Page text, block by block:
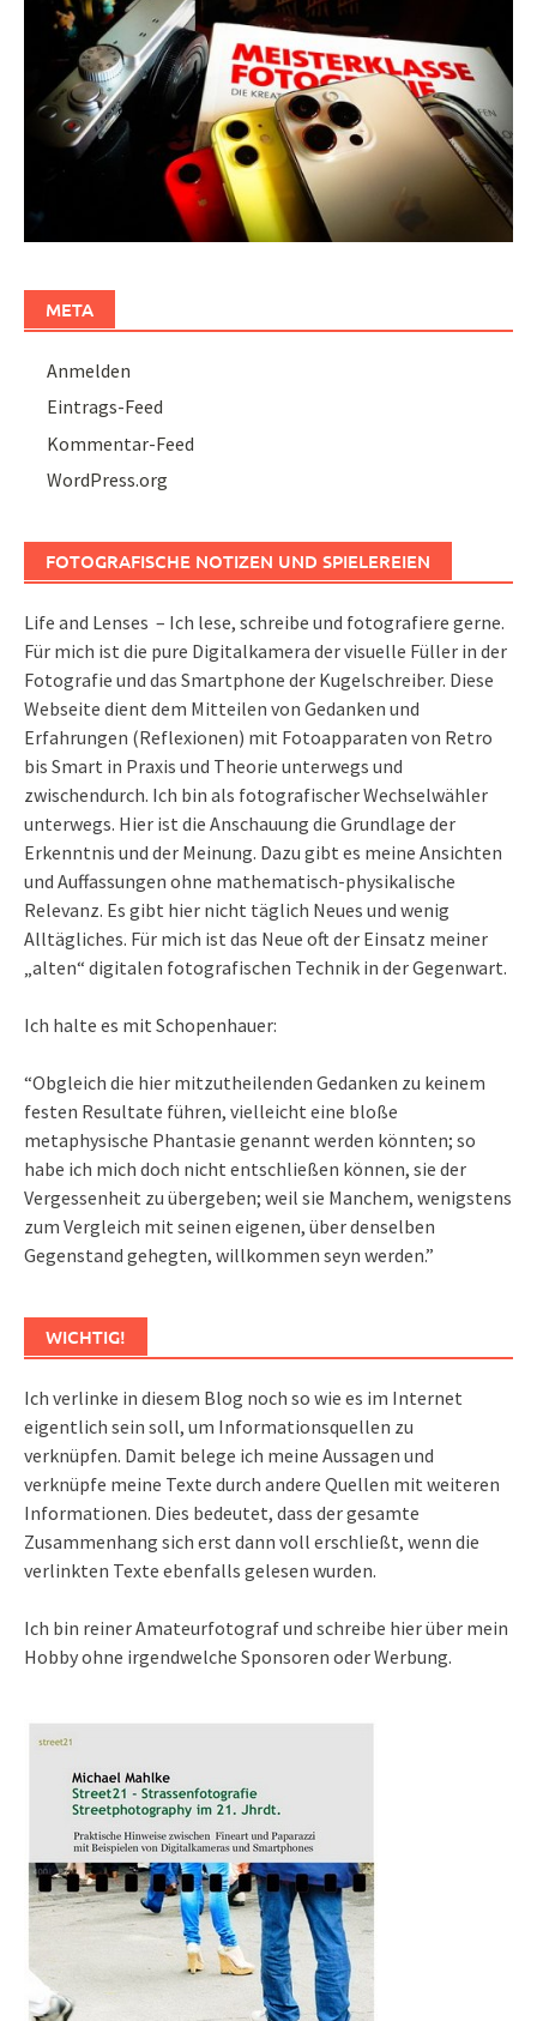
META
Anmelden
Eintrags-Feed
Kommentar-Feed
WordPress.org
FOTOGRAFISCHE NOTIZEN UND SPIELEREIEN
Life and Lenses – Ich lese, schreibe und fotografiere gerne.
Für mich ist die pure Digitalkamera der visuelle Füller in der
Fotografie und das Smartphone der Kugelschreiber. Diese
Webseite dient dem Mitteilen von Gedanken und
Erfahrungen (Reflexionen) mit Fotoapparaten von Retro
bis Smart in Praxis und Theorie unterwegs und
zwischendurch. Ich bin als fotografischer Wechselwähler
unterwegs. Hier ist die Anschauung die Grundlage der
Erkenntnis und der Meinung. Dazu gibt es meine Ansichten
und Auffassungen ohne mathematisch-physikalische
Relevanz. Es gibt hier nicht täglich Neues und wenig
Alltägliches. Für mich ist das Neue oft der Einsatz meiner
„alten“ digitalen fotografischen Technik in der Gegenwart.
Ich halte es mit Schopenhauer:
“Obgleich die hier mitzutheilenden Gedanken zu keinem
festen Resultate führen, vielleicht eine bloße
metaphysische Phantasie genannt werden könnten; so
habe ich mich doch nicht entschließen können, sie der
Vergessenheit zu übergeben; weil sie Manchem, wenigstens
zum Vergleich mit seinen eigenen, über denselben
Gegenstand gehegten, willkommen seyn werden.”
WICHTIG!
Ich verlinke in diesem Blog noch so wie es im Internet
eigentlich sein soll, um Informationsquellen zu
verknüpfen. Damit belege ich meine Aussagen und
verknüpfe meine Texte durch andere Quellen mit weiteren
Informationen. Dies bedeutet, dass der gesamte
Zusammenhang sich erst dann voll erschließt, wenn die
verlinkten Texte ebenfalls gelesen wurden.
Ich bin reiner Amateurfotograf und schreibe hier über mein
Hobby ohne irgendwelche Sponsoren oder Werbung.